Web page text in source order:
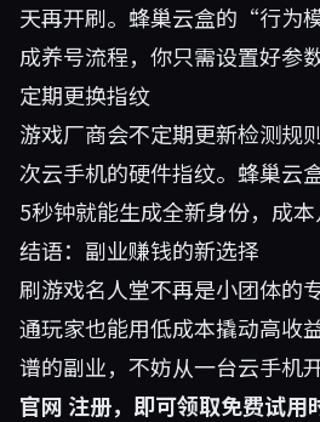
天再开刷。蜂巢云盒的“行为
成养号流程，你只需设置好参
定期更换指纹
游戏厂商会不定期更新检测规
次云手机的硬件指纹。蜂巢云
5秒钟就能生成全新身份，成本
结语：副业赚钱的新选择
刷游戏名人堂不再是小团体的
通玩家也能用低成本撬动高收
谱的副业，不妨从一台云手机开
官网 注册，即可领取免费试用